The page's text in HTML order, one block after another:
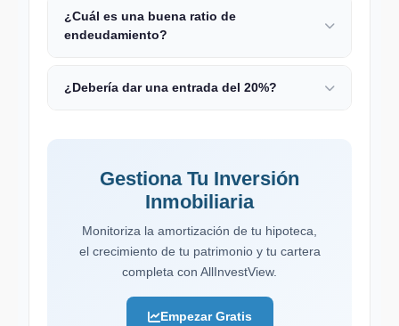
¿Cuál es una buena ratio de
endeudamiento?
¿Debería dar una entrada del 20%?
Gestiona Tu Inversión
Inmobiliaria
Monitoriza la amortización de tu hipoteca,
el crecimiento de tu patrimonio y tu cartera
completa con AllInvestView.
Empezar Gratis